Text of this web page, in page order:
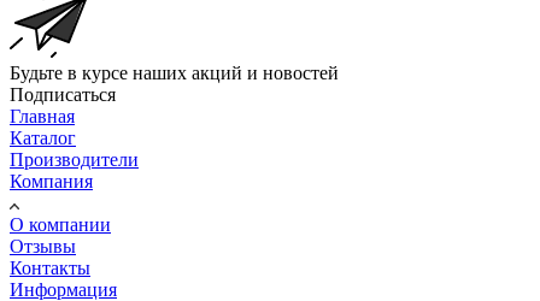
Будьте в курсе наших акций и новостей
Подписаться
Главная
Каталог
Производители
Компания
О компании
Отзывы
Контакты
Информация